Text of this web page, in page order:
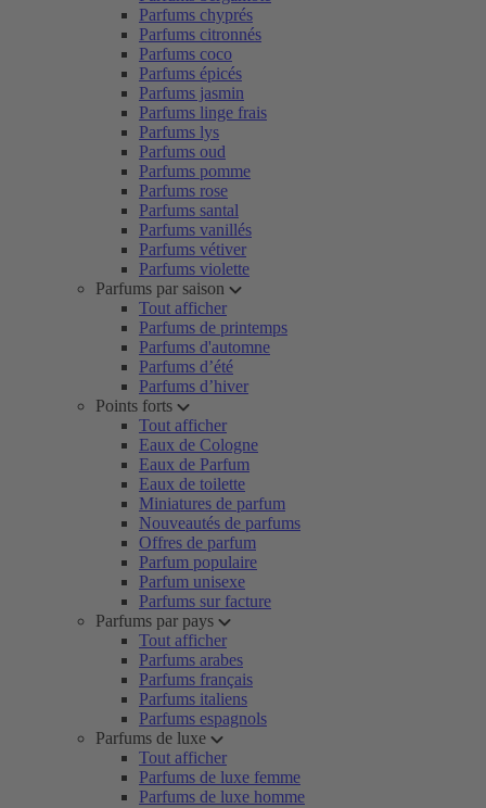
Parfums chyprés
Parfums citronnés
Parfums coco
Parfums épicés
Parfums jasmin
Parfums linge frais
Parfums lys
Parfums oud
Parfums pomme
Parfums rose
Parfums santal
Parfums vanillés
Parfums vétiver
Parfums violette
Parfums par saison
Tout afficher
Parfums de printemps
Parfums d'automne
Parfums d’été
Parfums d’hiver
Points forts
Tout afficher
Eaux de Cologne
Eaux de Parfum
Eaux de toilette
Miniatures de parfum
Nouveautés de parfums
Offres de parfum
Parfum populaire
Parfum unisexe
Parfums sur facture
Parfums par pays
Tout afficher
Parfums arabes
Parfums français
Parfums italiens
Parfums espagnols
Parfums de luxe
Tout afficher
Parfums de luxe femme
Parfums de luxe homme